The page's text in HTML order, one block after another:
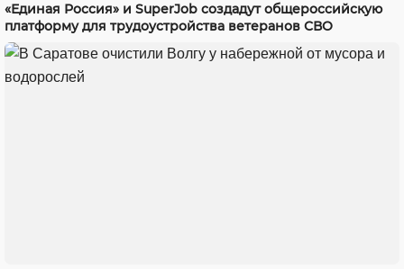
«Единая Россия» и SuperJob создадут общероссийскую
платформу для трудоустройства ветеранов СВО